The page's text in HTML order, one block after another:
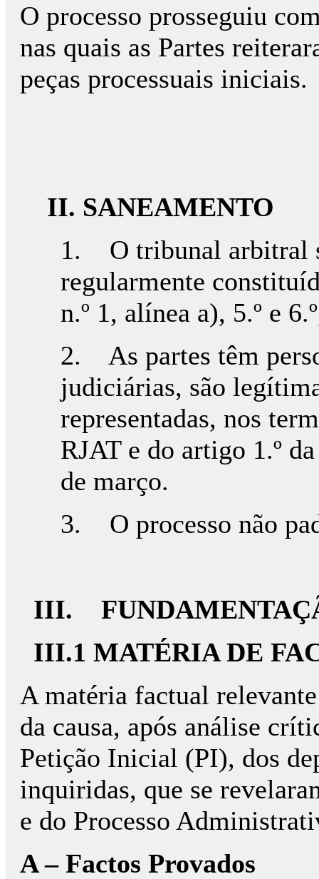
O processo prosseguiu
nas quais as Partes
peças processuais iniciais.
II. SANEAMENTO
1. O tribunal arbitral
regularmente
n.º 1, alínea a), 5.º e
2. As partes têm
judiciárias, são
representadas, nos
RJAT e do artigo 1.º
de março.
3. O processo não
III.
III.1 MATÉRIA DE
A matéria factual
da causa, após análise
Petição Inicial (PI), dos
inquiridas, que se
e do Processo
A – Factos Provados